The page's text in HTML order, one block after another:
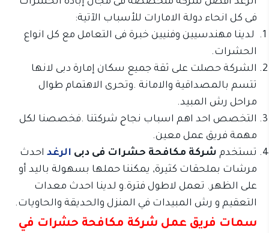
فى كل انحاء دولة الامارات للأسباب الآتية:
لدينا مهندسيين وفنيين خبرة فى التعامل مع كل انواع
الحشرات.
الشركة حصلت على ثقة جميع سكان إمارة دبى لانها
تتسم بالمصداقية والامانة .وتحرى الاهتمام طوال
مراحل رش المبيد.
التخصص احد اهم اسباب نجاح شركتنا .فخصصنا لكل
مهمة فريق عمل معين.
تستخدم شركة مكافحة حشرات فى دبى الرغد احدث
مرشات بملحقات كثيرة, يمكننا حملها بسهولة باليد أو
على الظهر. تعمل لاطول فترة.و لدينا احدث معدات
التعقيم و رش المبيدات في المنزل والحديقة والحاويات.
سمات فريق عمل شركة مكافحة حشرات في